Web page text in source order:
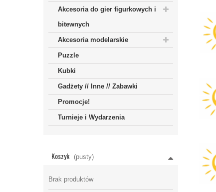
Akcesoria do gier figurkowych i
bitewnych
Akcesoria modelarskie
Puzzle
Kubki
Gadżety // Inne // Zabawki
Promocje!
Turnieje i Wydarzenia
Koszyk (pusty)
Brak produktów